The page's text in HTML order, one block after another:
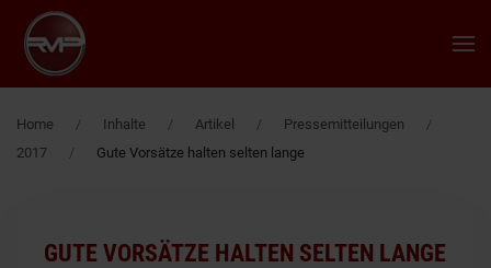
Zum Hauptinhalt springen
Home Inhalte Artikel
Pressemitteilungen
2017
Gute Vorsätze halten selten lange
GUTE VORSÄTZE HALTEN SELTEN LANGE